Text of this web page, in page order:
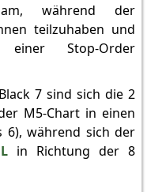
während der
teilzuhaben und
Stop-Order
7 sind sich die 2
M5-Chart in einen
6), während sich der
in Richtung der 8